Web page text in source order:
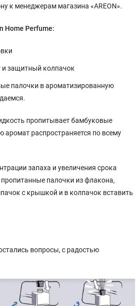
к менеджерам магазина «AREON».
Home Perfume:
защитный колпачок
палочки в ароматизированную
пропитывает бамбуковые
аромат распространяется по всему
запаха и увеличения срока
палочки из флакона,
с крышкой и в колпачок вставить
вопросы, с радостью